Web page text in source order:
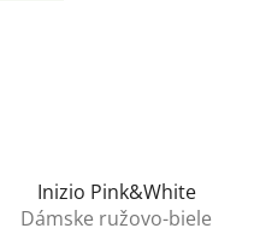
Inizio Pink&White
Dámske ružovo-biele